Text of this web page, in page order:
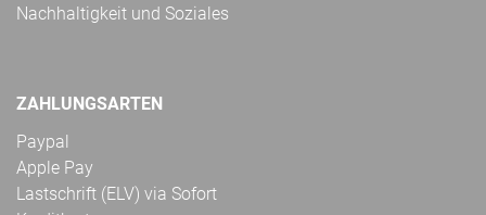
Nachhaltigkeit und Soziales
ZAHLUNGSARTEN
Paypal
Apple Pay
Lastschrift (ELV) via Sofort